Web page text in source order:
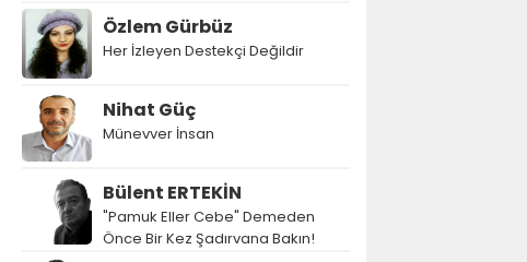
Özlem Gürbüz
Her İzleyen Destekçi Değildir
Nihat Güç
Münevver İnsan
Bülent ERTEKİN
"Pamuk Eller Cebe" Demeden
Önce Bir Kez Şadırvana Bakın!